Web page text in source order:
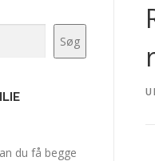
Søg
du få begge